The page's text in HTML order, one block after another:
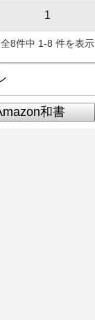
1
全8件中 1-8 件を表示